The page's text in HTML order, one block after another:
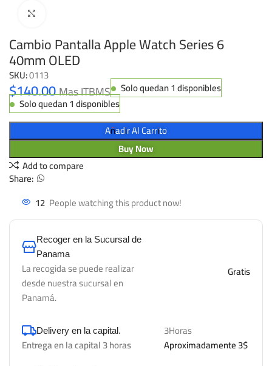
Cambio Pantalla Apple Watch Series 6
40mm OLED
SKU:0113
$140.00Mas ITBMS Solo quedan 1 disponibles
Solo quedan 1 disponibles
Añadir Al Carrito
Buy Now
Add to compare
Share:
12 People watching this product now!
Recoger en la Sucursal de
Panama
La recogida se puede realizar
desde nuestra sucursal en
Panamá.
Gratis
Delivery en la capital.
Entrega en la capital 3 horas
3Horas
Aproximadamente 3$